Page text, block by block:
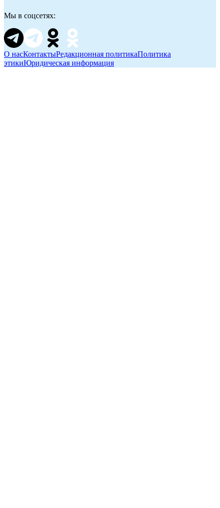
Мы в соцсетях:
О насКонтактыРедакционная политикаПолитика
этикиЮридическая информация